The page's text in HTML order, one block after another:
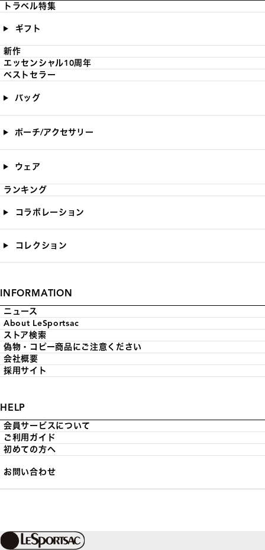
トラベル特集
ギフト
新作
エッセンシャル10周年
ベストセラー
バッグ
ポーチ/アクセサリー
ウェア
ランキング
コラボレーション
コレクション
INFORMATION
ニュース
About LeSportsac
ストア検索
偽物・コピー商品にご注意ください
会社概要
採用サイト
HELP
会員サービスについて
ご利用ガイド
初めての方へ
お問い合わせ